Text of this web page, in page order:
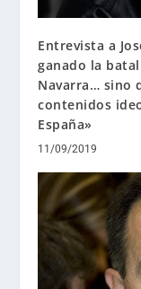
Entrevista a
ganado la
Navarra… sino
contenidos
España»
11/09/2019